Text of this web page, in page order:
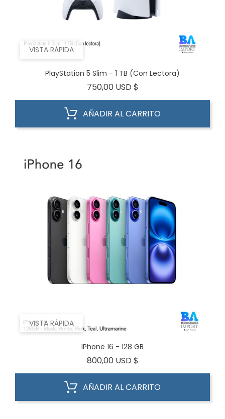
VISTA RÁPIDA
PlayStation 5 Slim - 1 TB (Con Lectora)
750,00 USD $
AÑADIR AL CARRITO
VISTA RÁPIDA
IPhone 16 - 128 GB
800,00 USD $
AÑADIR AL CARRITO